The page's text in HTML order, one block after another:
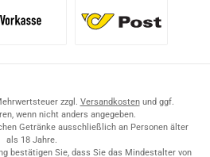
zzgl. Versandkostenund ggf.
wenn nicht anders angegeben.
Getränke ausschließlich an Personen älter
als 18 Jahre.
bestätigen Sie, dass Sie das Mindestalter von